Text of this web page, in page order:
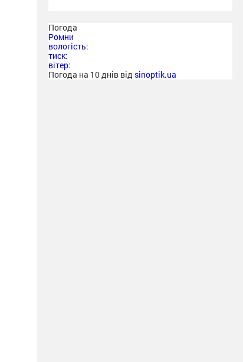
Погода
Ромни
вологість:
тиск:
вітер:
Погода на 10 днів від sinoptik.ua